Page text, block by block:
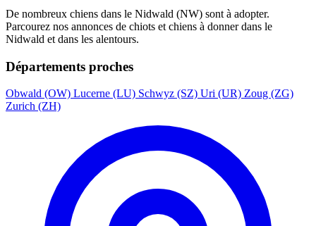
De nombreux chiens dans le Nidwald (NW) sont à adopter.
Parcourez nos annonces de chiots et chiens à donner dans le
Nidwald et dans les alentours.
Départements proches
Obwald (OW) Lucerne (LU) Schwyz (SZ) Uri (UR) Zoug (ZG)
Zurich (ZH)